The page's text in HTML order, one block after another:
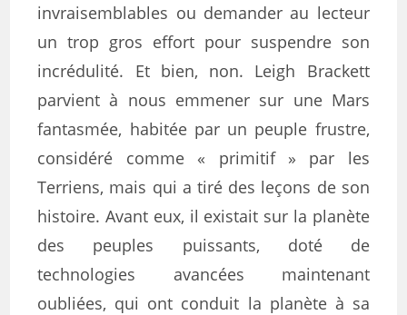
invraisemblables ou demander au lecteur
un trop gros effort pour suspendre son
incrédulité. Et bien, non. Leigh Brackett
parvient à nous emmener sur une Mars
fantasmée, habitée par un peuple frustre,
considéré comme « primitif » par les
Terriens, mais qui a tiré des leçons de son
histoire. Avant eux, il existait sur la planète
des peuples puissants, doté de
technologies avancées maintenant
oubliées, qui ont conduit la planète à sa